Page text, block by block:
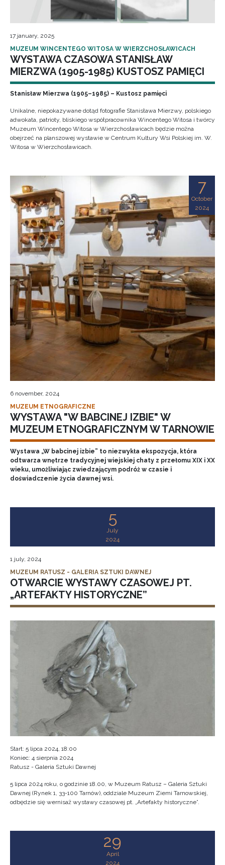
17 january, 2025
MUZEUM WINCENTEGO WITOSA W WIERZCHOSŁAWICACH
WYSTAWA CZASOWA STANISŁAW
MIERZWA (1905-1985) KUSTOSZ PAMIĘCI
Stanisław Mierzwa (1905–1985) – Kustosz pamięci
Unikalne, niepokazywane dotąd fotografie Stanisława Mierzwy, polskiego
adwokata, patrioty, bliskiego współpracownika Wincentego Witosa i twórcy
Muzeum Wincentego Witosa w Wierzchosławicach będzie można
obejrzeć na planszowej wystawie w Centrum Kultury Wsi Polskiej im. W.
Witosa w Wierzchosławicach.
7
October
2024
6 november, 2024
MUZEUM ETNOGRAFICZNE
WYSTAWA "W BABCINEJ IZBIE" W
MUZEUM ETNOGRAFICZNYM W TARNOWIE
Wystawa „W babcinej izbie” to niezwykła ekspozycja, która
odtwarza wnętrze tradycyjnej wiejskiej chaty z przełomu XIX i XX
wieku, umożliwiając zwiedzającym podróż w czasie i
doświadczenie życia dawnej wsi.
5
July
2024
1 july, 2024
MUZEUM RATUSZ - GALERIA SZTUKI DAWNEJ
OTWARCIE WYSTAWY CZASOWEJ PT.
„ARTEFAKTY HISTORYCZNE”
Start: 5 lipca 2024, 18:00
Koniec: 4 sierpnia 2024
Ratusz - Galeria Sztuki Dawnej
5 lipca 2024 roku, o godzinie 18.00, w Muzeum Ratusz – Galeria Sztuki
Dawnej (Rynek 1, 33-100 Tarnów), oddziale Muzeum Ziemi Tarnowskiej,
odbędzie się wernisaż wystawy czasowej pt. „Artefakty historyczne”.
29
April
2024